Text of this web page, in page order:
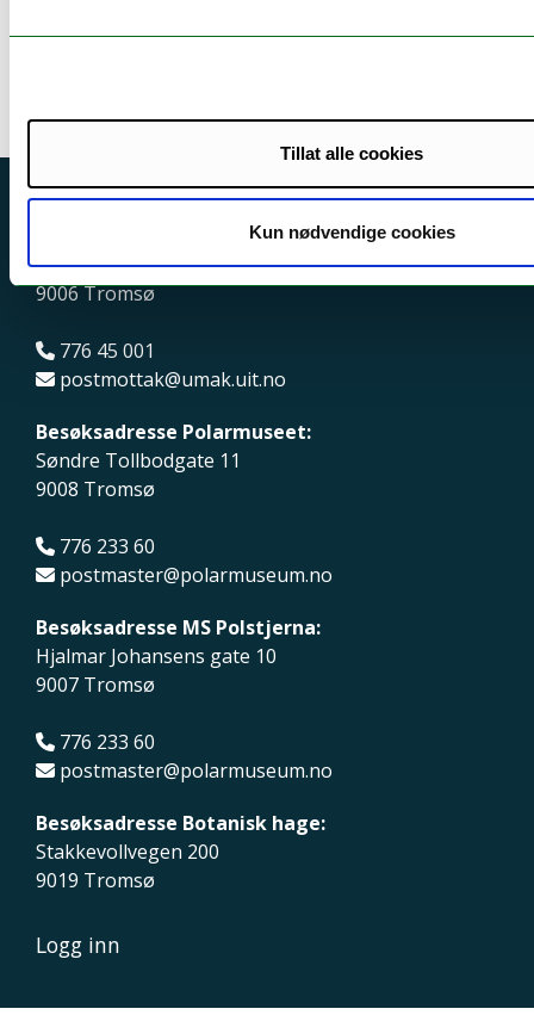
Tillat alle cookies
Kun nødvendige cookies
Besøksadresse Norges arktiske
Lars Thørings veg 10
9006 Tromsø
776 45 001
postmottak@umak.uit.no
Besøksadresse Polarmuseet:
Søndre Tollbodgate 11
9008 Tromsø
776 233 60
postmaster@polarmuseum.no
Besøksadresse MS Polstjerna:
Hjalmar Johansens gate 10
9007 Tromsø
776 233 60
postmaster@polarmuseum.no
Besøksadresse Botanisk hage:
Stakkevollvegen 200
9019 Tromsø
Logg inn